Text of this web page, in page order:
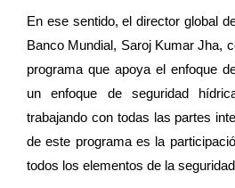
En ese sentido, el director global
Banco Mundial, Saroj Kumar Jha,
programa que apoya el enfoque
un enfoque de seguridad
trabajando con todas las partes
de este programa es la
todos los elementos de la